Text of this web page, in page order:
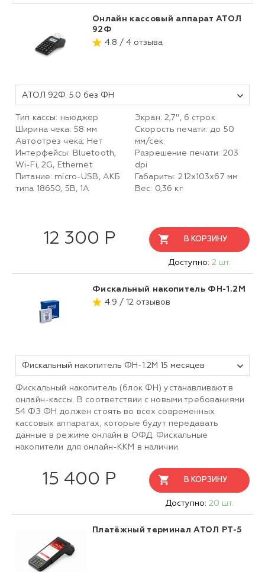
Онлайн кассовый аппарат АТОЛ
92Ф
4.8 / 4 отзыва
АТОЛ 92Ф. 5.0 без ФН
Тип кассы: ньюджер
Ширина чека: 58 мм
Автоотрез чека: Нет
Интерфейсы: Bluetooth,
Wi-Fi, 2G, Ethernet
Питание: micro-USB, АКБ
типа 18650, 5В, 1А
Экран: 2,7", 6 строк
Скорость печати: до 50
мм/сек
Разрешение печати: 203
dpi
Габариты: 212х103х67 мм
Вес: 0,36 кг
12 300 Р В КОРЗИНУ
Доступно: 2 шт.
Фискальный накопитель ФН-1.2М
4.9 / 12 отзывов
Фискальный накопитель ФН-1.2М 15 месяцев
Фискальный накопитель (блок ФН) устанавливают в
онлайн-кассы. В соответствии с новыми требованиями
54 ФЗ ФН должен стоять во всех современных
кассовых аппаратах, которые будут передавать
данные в режиме онлайн в ОФД. Фискальные
накопители для онлайн-ККМ в наличии.
15 400 Р В КОРЗИНУ
Доступно: 20 шт.
Платёжный терминал АТОЛ PT-5